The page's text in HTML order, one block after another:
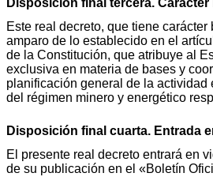
Disposición final tercera. Carácter
Este real decreto, que tiene carácter
amparo de lo establecido en el
de la Constitución, que atribuye al
exclusiva en materia de bases y
planificación general de la actividad
del régimen minero y energético
Disposición final cuarta. Entrada
El presente real decreto entrará en
de su publicación en el «Boletín